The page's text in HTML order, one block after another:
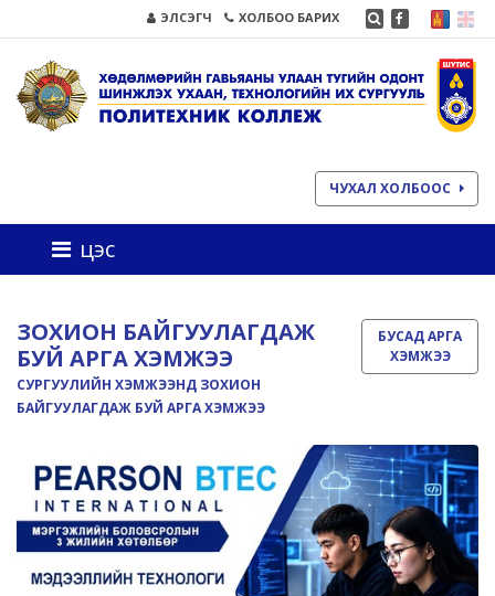
ЭЛСЭГЧ ХОЛБОО БАРИХ
ЧУХАЛ ХОЛБООС
цэс
ЗОХИОН БАЙГУУЛАГДАЖ
БУЙ АРГА ХЭМЖЭЭ
СУРГУУЛИЙН ХЭМЖЭЭНД ЗОХИОН
БАЙГУУЛАГДАЖ БУЙ АРГА ХЭМЖЭЭ
БУСАД АРГА
ХЭМЖЭЭ